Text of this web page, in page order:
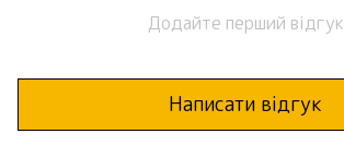
Додайте перший відгук
Написати відгук